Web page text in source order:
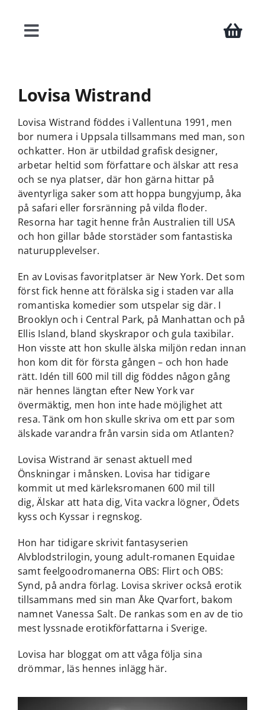
innehålletToggle
Författare
Teman
Press
Kontakt
Lovisa Wistrand
Lovisa Wistrand föddes i Vallentuna 1991, men
bor numera i Uppsala tillsammans med man, son
ochkatter. Hon är utbildad grafisk designer,
arbetar heltid som författare och älskar att resa
och se nya platser, där hon gärna hittar på
äventyrliga saker som att hoppa bungyjump, åka
på safari eller forsränning på vilda floder.
Resorna har tagit henne från Australien till USA
och hon gillar både storstäder som fantastiska
naturupplevelser.
En av Lovisas favoritplatser är New York. Det som
först fick henne att förälska sig i staden var alla
romantiska komedier som utspelar sig där. I
Brooklyn och i Central Park, på Manhattan och på
Ellis Island, bland skyskrapor och gula taxibilar.
Hon visste att hon skulle älska miljön redan innan
hon kom dit för första gången – och hon hade
rätt. Idén till 600 mil till dig föddes någon gång
när hennes längtan efter New York var
övermäktig, men hon inte hade möjlighet att
resa. Tänk om hon skulle skriva om ett par som
älskade varandra från varsin sida om Atlanten?
Lovisa Wistrand är senast aktuell med
Önskningar i månsken. Lovisa har tidigare
kommit ut med kärleksromanen 600 mil till
dig, Älskar att hata dig,Vita vackra lögner, Ödets
kyss och Kyssar i regnskog.
Hon har tidigare skrivit fantasyserien
Alvblodstrilogin, young adult-romanen Equidae
samt feelgoodromanerna OBS: Flirt och OBS:
Synd, på andra förlag. Lovisa skriver också erotik
tillsammans med sin man Åke Qvarfort, bakom
namnet Vanessa Salt. De rankas som en av de tio
mest lyssnade erotikförfattarna i Sverige.
Lovisa har bloggat om att våga följa sina
drömmar, läs hennes inlägg här.